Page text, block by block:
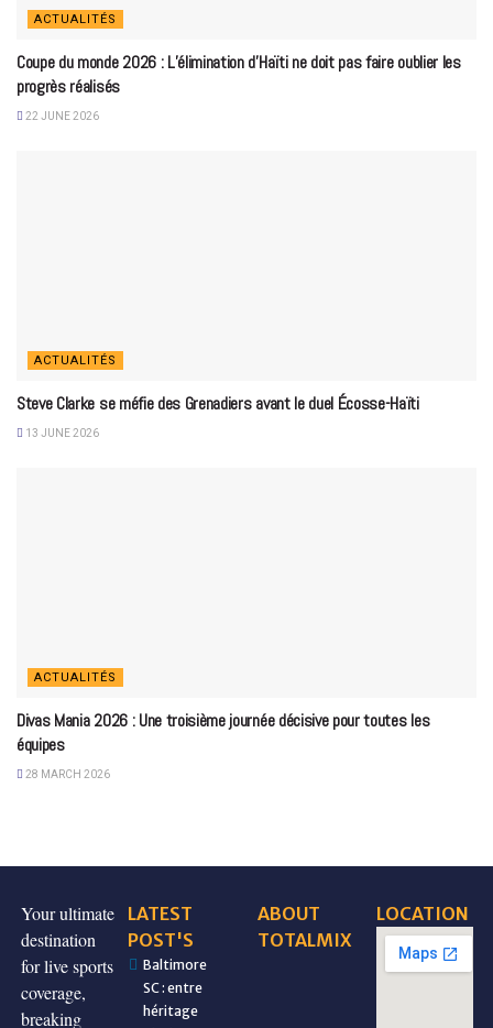
ACTUALITÉS
Coupe du monde 2026 : L’élimination d’Haïti ne doit pas faire oublier les
progrès réalisés
22 JUNE 2026
ACTUALITÉS
Steve Clarke se méfie des Grenadiers avant le duel Écosse-Haïti
13 JUNE 2026
ACTUALITÉS
Divas Mania 2026 : Une troisième journée décisive pour toutes les
équipes
28 MARCH 2026
Your ultimate
destination
for live sports
coverage,
breaking
LATEST
POST'S
Baltimore
SC : entre
héritage
ABOUT
TOTALMIX
LOCATION